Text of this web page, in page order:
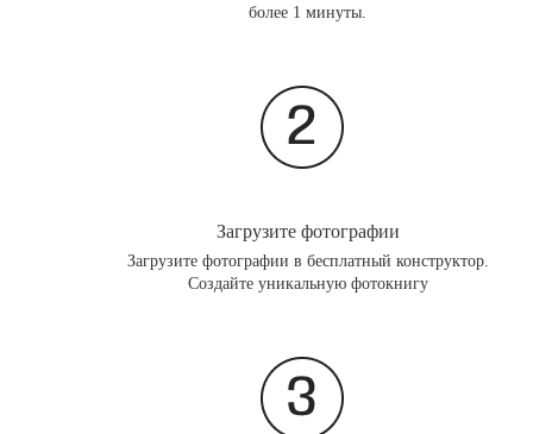
более 1 минуты.
Загрузите фотографии
Загрузите фотографии в бесплатный конструктор.
Создайте уникальную фотокнигу